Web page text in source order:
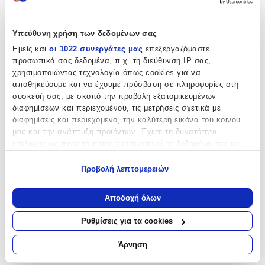
Υπεύθυνη χρήση των δεδομένων σας
Εμείς και οι 1022 συνεργάτες μας επεξεργαζόμαστε
προσωπικά σας δεδομένα, π.χ. τη διεύθυνση IP σας,
χρησιμοποιώντας τεχνολογία όπως cookies για να
αποθηκεύουμε και να έχουμε πρόσβαση σε πληροφορίες στη
συσκευή σας, με σκοπό την προβολή εξατομικευμένων
διαφημίσεων και περιεχομένου, τις μετρήσεις σχετικά με
διαφημίσεις και περιεχόμενο, την καλύτερη εικόνα του κοινού
μας και την ανάπτυξη προϊόντων. Έχετε τη δυνατότητα
Να συλλέξουμε πληροφορίες σχετικά με τη γεωγραφική
σας τοποθεσία, οι οποίες μπορεί να είναι ακριβείς σε
απόσταση μερικών μέτρων
Να αναγνωρίσουμε τη συσκευή σας σαρώνοντας ενεργά
για συγκεκριμένα χαρακτηριστικά (δακτυλικό αποτύπωμα)
Μάθετε περισσότερα σχετικά με τον τρόπο επεξεργασίας των
Προβολή λεπτομερειών
Αποδοχή όλων
Ρυθμίσεις για τα cookies
Άρνηση
Χαρακτηριστικά
Gim
Βασικά Χαρακτηριστικά
Φύλο:
Αγόρι
Τύπος:
Τάξη:
Δημοτικού
Αξιολογήσεις
Προς το παρόν δεν υπάρχουν άλλες αξιολογήσεις. Όταν